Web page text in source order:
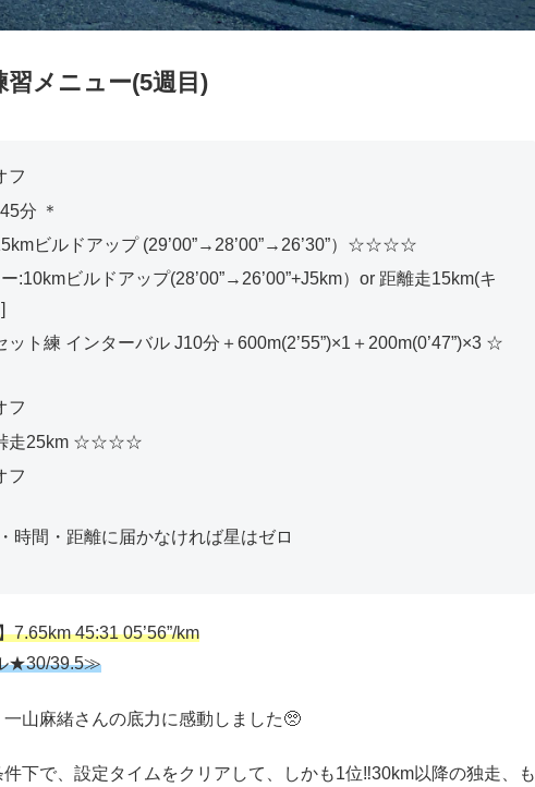
習メニュー(5週目)
フ
分 ＊
ビルドアップ (29’00”→28’00”→26’30”）☆☆☆☆
:10kmビルドアップ(28’00”→26’00”+J5km）or 距離走15km(キ
ト練 インターバル J10分＋600m(2’55”)×1＋200m(0’47”)×3 ☆︎︎
フ
走25km ☆☆☆☆
フ
間・距離に届かなければ星はゼロ
7.65km 45:31 05’56”/km
★30/39.5≫
山麻緒さんの底力に感動しました🥺
下で、設定タイムをクリアして、しかも1位‼️30km以降の独走、も